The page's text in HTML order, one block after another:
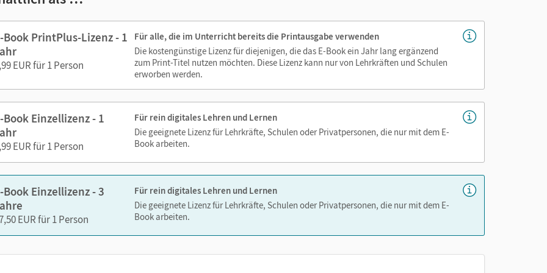
Sie sind seitengenau platziert, damit Sie und Ihre Schüler/-innen
gestalten Sie das Lehren und Lernen zeitsparend und
in Ihrem Learning Management System (LMS) nutzen? Kein
ganz einfach in Ihr LMS integrieren. Melden Sie sich bitte bei
unter
Book PrintPlus-Lizenz - 1
EUR für 1 Person
Für alle, die im Unterricht bereits die Printausgabe verwenden
Die kostengünstige Lizenz für diejenigen, die das E-Book ein Jahr lang ergänzend
zum Print-Titel nutzen möchten. Diese Lizenz kann nur von Lehrkräften und Schulen
erworben werden.
Book Einzellizenz - 1
EUR für 1 Person
Für rein digitales Lehren und Lernen
Die geeignete Lizenz für Lehrkräfte, Schulen oder Privatpersonen, die nur mit dem E-
Book arbeiten.
Book Einzellizenz - 3
EUR für 1 Person
Für rein digitales Lehren und Lernen
Die geeignete Lizenz für Lehrkräfte, Schulen oder Privatpersonen, die nur mit dem E-
Book arbeiten.